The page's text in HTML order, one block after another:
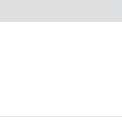
司法公证